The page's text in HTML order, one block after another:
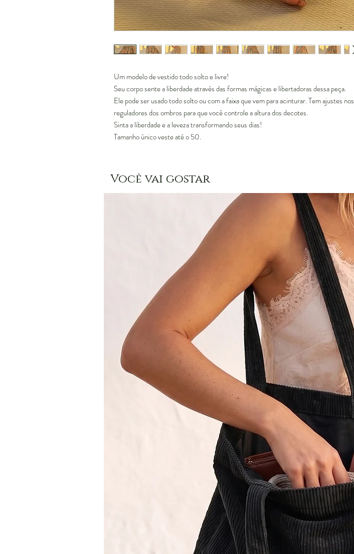
Um modelo de vestido todo solto e livre!
Seu corpo sente a liberdade através das formas mágicas e libertadoras dessa peça.
Ele pode ser usado todo solto ou com a faixa que vem para acinturar. Tem ajustes nos
reguladores dos ombros para que você controle a altura dos decotes.
Sinta a liberdade e a leveza transformando seus dias!
Tamanho único veste até o 50.
Você vai gostar